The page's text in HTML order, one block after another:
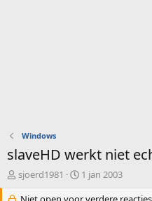
Windows
slaveHD werkt niet
O
sjoerd1981
S1 jan 2003